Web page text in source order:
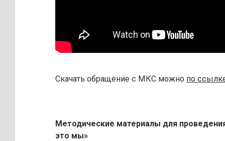
Скачать обращение с МКС можно по
Методические материалы для
это мы»